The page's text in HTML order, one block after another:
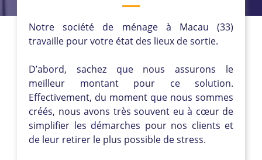
Notre société de ménage à Macau (33)
travaille pour votre état des lieux de sortie.
D’abord, sachez que nous assurons le
meilleur montant pour ce solution.
Effectivement, du moment que nous sommes
créés, nous avons très souvent eu à cœur de
simplifier les démarches pour nos clients et
de leur retirer le plus possible de stress.